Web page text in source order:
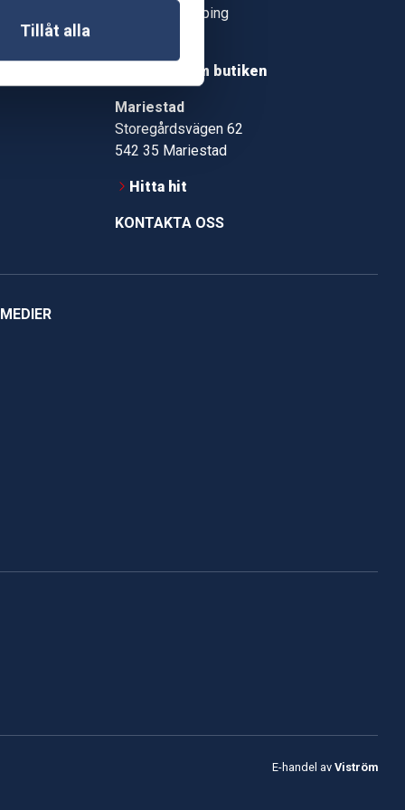
Tillåt alla
553 02 Jönköping
Läs mer om butiken
Mariestad
Storegårdsvägen 62
542 35 Mariestad
Hitta hit
KONTAKTA OSS
E-handel av Viström